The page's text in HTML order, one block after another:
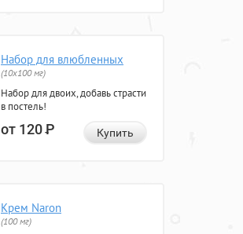
Набор для влюбленных
(10х100 мг)
Набор для двоих, добавь страсти
в постель!
от 120Р Купить
Крем Naron
(100 мг)